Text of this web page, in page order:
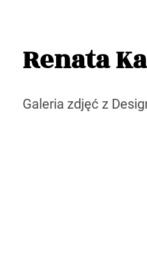
Renata
Galeria zdjęć z